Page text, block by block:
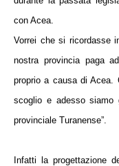
con Acea.
Vorrei che si ricordasse
nostra provincia paga
proprio a causa di Acea.
scoglio e adesso siamo
provinciale Turanense”.
Infatti la progettazione